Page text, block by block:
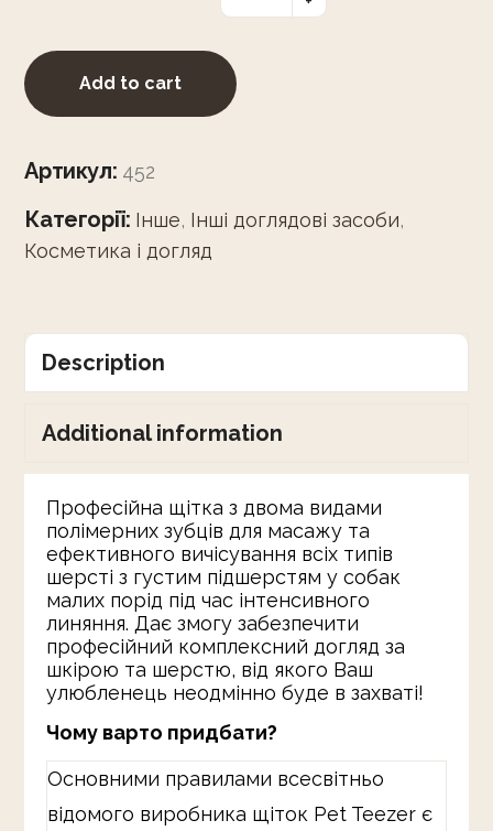
Add to cart
Артикул: 452
Категорії: Інше, Інші доглядові засоби,
Косметика і догляд
Description
Additional information
Професійна щітка з двома видами
полімерних зубців для масажу та
ефективного вичісування всіх типів
шерсті з густим підшерстям у собак
малих порід під час інтенсивного
линяння. Дає змогу забезпечити
професійний комплексний догляд за
шкірою та шерстю, від якого Ваш
улюбленець неодмінно буде в захваті!
Чому варто придбати?
Основними правилами всесвітньо
відомого виробника щіток Pet Teezer є